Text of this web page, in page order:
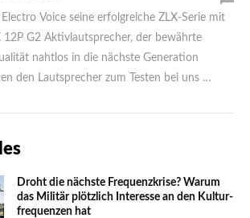
ZLX-Serie mit
12P G2 Aktivlautsprecher, der bewährte
nahtlos in die nächste Generation
den Lautsprecher zum Testen bei uns …
Droht die nächste Frequenzkrise? Warum
das Mili­tär plötzlich Inte­resse an den Kultur­
fre­quen­zen hat